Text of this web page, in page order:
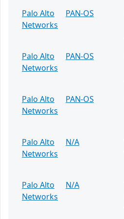
Palo Alto
Networks
PAN-OS
Palo Alto
Networks
PAN-OS
Palo Alto
Networks
PAN-OS
Palo Alto
Networks
N/A
Palo Alto
Networks
N/A